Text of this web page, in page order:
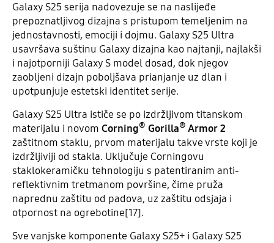
Galaxy S25 serija nadovezuje se na naslijeđe
prepoznatljivog dizajna s pristupom temeljenim na
jednostavnosti, emociji i dojmu. Galaxy S25 Ultra
usavršava suštinu Galaxy dizajna kao najtanji, najlakši
i najotporniji Galaxy S model dosad, dok njegov
zaobljeni dizajn poboljšava prianjanje uz dlan i
upotpunjuje estetski identitet serije.
Galaxy S25 Ultra ističe se po izdržljivom titanskom
materijalu i novom Corning® Gorilla® Armor2
zaštitnom staklu, prvom materijalu takve vrste koji je
izdržljiviji od stakla. Uključuje Corningovu
staklokeramičku tehnologiju s patentiranim anti-
reflektivnim tretmanom površine, čime pruža
naprednu zaštitu od padova, uz zaštitu odsjaja i
otpornost na ogrebotine[17].
Sve vanjske komponente Galaxy S25+ i Galaxy S25